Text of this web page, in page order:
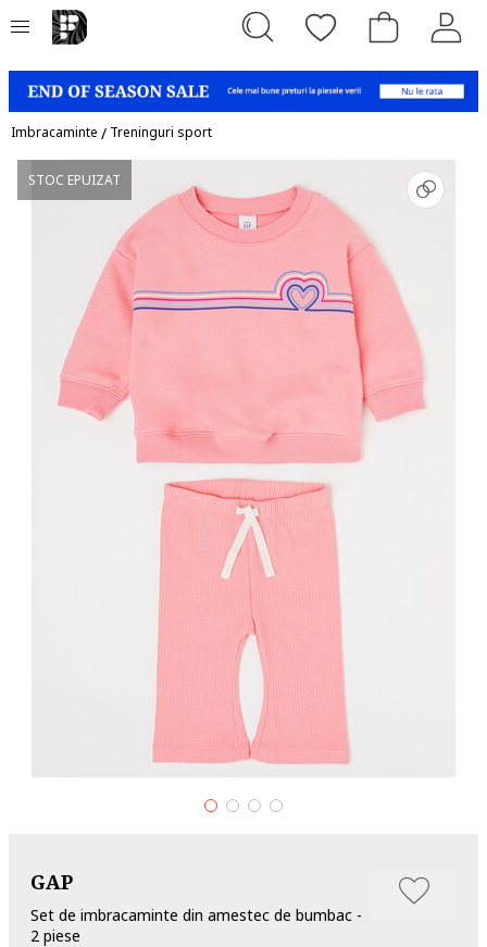
Imbracaminte / Treninguri sport
STOC EPUIZAT
GAP
Set de imbracaminte din amestec de bumbac -
2 piese